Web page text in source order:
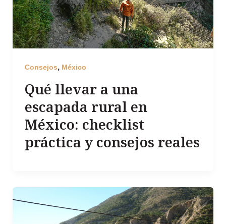
Consejos, México
Qué llevar a una
escapada rural en
México: checklist
práctica y consejos reales